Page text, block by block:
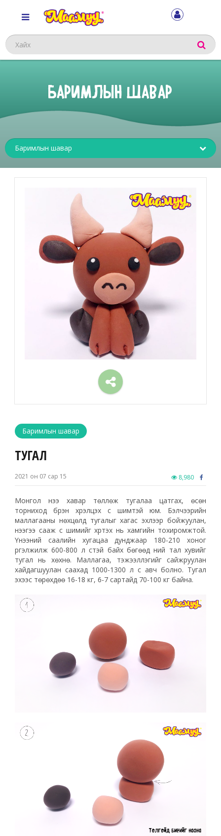
Хайх
БАРИМЛЫН ШАВАР
Баримлын шавар
ТУГАЛ
8,980
2021 он 07 сар 15
Монгол үнээ хавар төллөж тугалаа цатгах, өсөн
торниход бүрэн хүрэлцэх сүү шимтэй юм. Бэлчээрийн
маллагааны нөхцөлд тугалыг хагас эхлээр бойжуулан,
үнээгээ сааж сүү шимийг хүртэх нь хамгийн тохиромжтой.
Үнээний саалийн хугацаа дунджаар 180-210 хоног
үргэлжилж 600-800 л сүүтэй байх бөгөөд үүний тал хувийг
тугал нь хөхнө. Маллагаа, тэжээллэгийг сайжруулан
хайдагшуулан саахад 1000-1300 л сүү авч болно. Тугал
эхээс төрөхдөө 16-18 кг, 6-7 сартайд 70-100 кг байна.